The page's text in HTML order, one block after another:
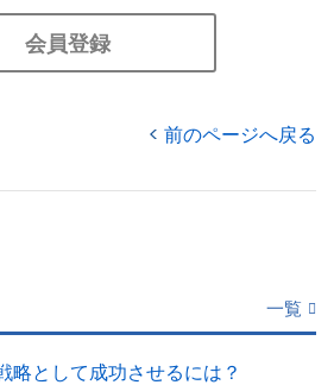
会員登録
前のページへ戻る
一覧
として成功させるには？